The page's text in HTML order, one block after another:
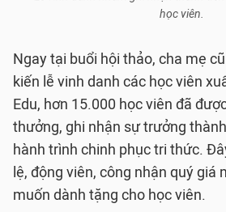
học viên.
Ngay tại buổi hội thảo, cha mẹ
kiến lễ vinh danh các học viên
Edu, hơn 15.000 học viên đã
thưởng, ghi nhận sự trưởng
hành trình chinh phục tri thức.
lệ, động viên, công nhận quý giá
muốn dành tặng cho học viên.